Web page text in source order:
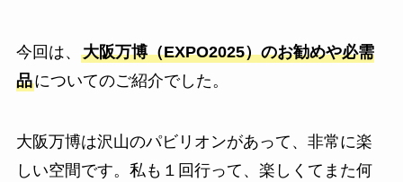
今回は、 大阪万博（EXPO2025）のお勧めや必需
品についてのご紹介でした。
大阪万博は沢山のパビリオンがあって、非常に楽
しい空間です。私も１回行って、楽しくてまた何